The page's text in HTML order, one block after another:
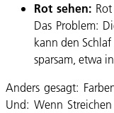
Rot sehen:
Das Problem:
kann den
sparsam, etwa
Anders gesagt:
Und: Wenn